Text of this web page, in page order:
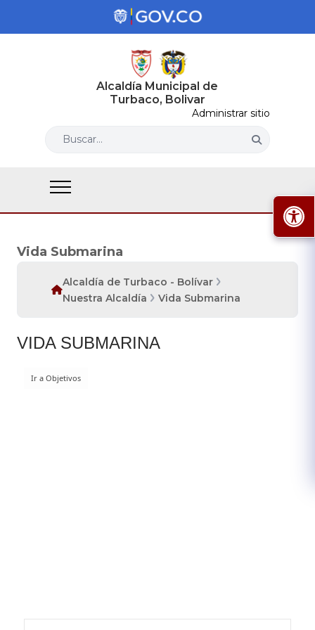
Alcaldía Municipal de
Turbaco, Bolivar
Administrar sitio
Buscar...
Vida Submarina
Alcaldía de Turbaco - Bolívar
Nuestra Alcaldía
Vida Submarina
VIDA SUBMARINA